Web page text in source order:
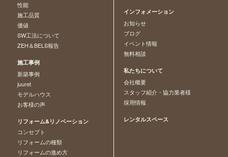
性能
施工品質
価値
SW工法について
ZEH＆BELS報告
施工事例
新築事例
juuret
モデルハウス
お客様の声
リフォーム&リノベーション
コンセプト
リフォームの種類
リフォームの進め方
インフォメーション
お知らせ
ブログ
イベント情報
無料相談
私たちについて
会社概要
スタッフ紹介・協力業者様
採用情報
レンタルスペース